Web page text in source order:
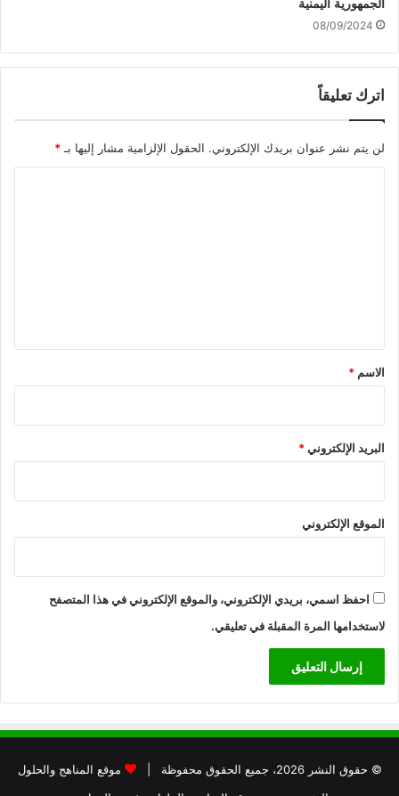
08/09/2024
اترك تعليقاً
لن يتم نشر عنوان بريدك الإلكتروني. الحقول الإلزامية مشار إليها بـ *
*
الاسم *
البريد الإلكتروني*
الموقع الإلكتروني
احفظ اسمي، بريدي الإلكتروني، والموقع الإلكتروني في هذا المتصفح
لاستخدامها المرة المقبلة في تعليقي.
© حقوق النشر 2026، جميع الحقوق محفوظة |
موقع المناهج والحلول